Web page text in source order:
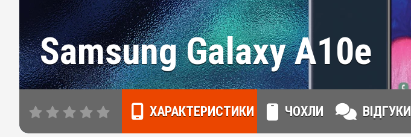
Samsung Galaxy A10e
ХАРАКТЕРИСТИКИ ЧОХЛИ ВІДГУКИ